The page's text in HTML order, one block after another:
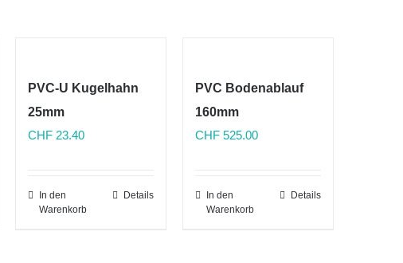
PVC-U Kugelhahn
25mm
CHF23.40
In den
Warenkorb
Details
PVC Bodenablauf
160mm
CHF525.00
In den
Warenkorb
Details